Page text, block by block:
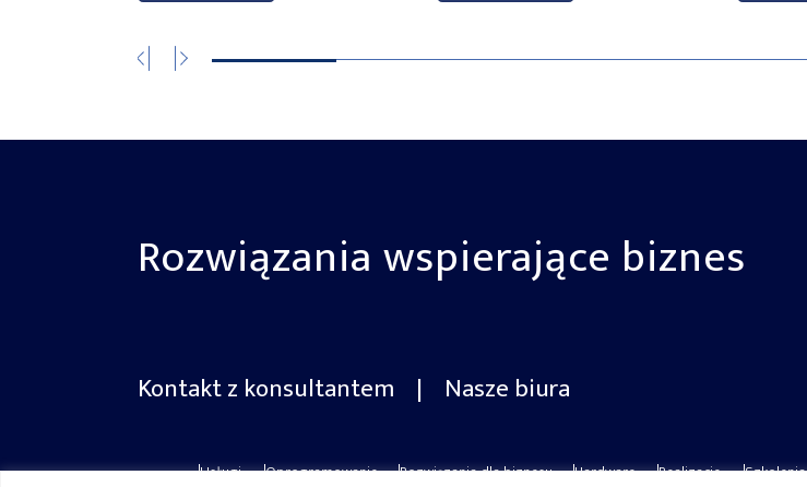
Rozwiązania wspierające biznes
Kontakt z konsultantem | Nasze biura
Usługi Oprogramowanie Rozwiązania dla biznesu Hardware Realizacje Szkolenia